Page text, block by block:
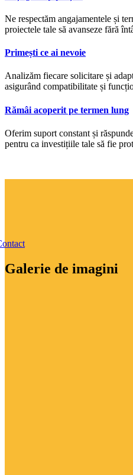
Ne respectăm angajamentele și
proiectele tale să avanseze fără
Primești ce ai nevoie
Analizăm fiecare solicitare și
asigurând compatibilitate și
Rămâi acoperit pe termen lung
Oferim suport constant și
pentru ca investițiile tale să fie
Galerie de imagini